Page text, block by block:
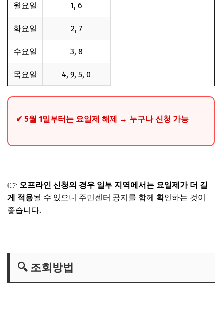
월요일 1, 6
화요일 2, 7
수요일 3, 8
목요일 4, 9, 5, 0
✔ 5월 1일부터는 요일제 해제 → 누구나 신청 가능
👉 오프라인 신청의 경우 일부 지역에서는 요일제가 더 길
게 적용될 수 있으니 주민센터 공지를 함께 확인하는 것이
좋습니다.
🔍 조회방법